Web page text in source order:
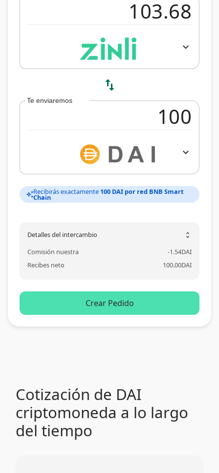
expand_more
swap_vert
Te enviaremos
expand_more
auto_awesomeRecibirás exactamente 100 DAI por red BNB Smart
Chain
Detalles del intercambio unfold_more
Comisión nuestra -1.54DAI
Recibes neto
100.00DAI
Crear Pedido
Cotización de DAI
criptomoneda a lo largo
del tiempo